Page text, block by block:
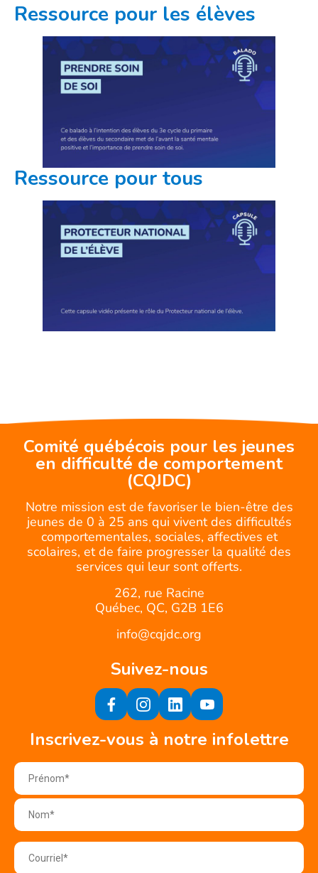
Ressource pour les élèves
Ressource pour tous
Comité québécois pour les jeunes
en difficulté de comportement
(CQJDC)
Notre mission est de favoriser le bien-être des
jeunes de 0 à 25 ans qui vivent des difficultés
comportementales, sociales, affectives et
scolaires, et de faire progresser la qualité des
services qui leur sont offerts.
262, rue Racine
Québec, QC, G2B 1E6
info@cqjdc.org
Suivez-nous
Inscrivez-vous à notre infolettre